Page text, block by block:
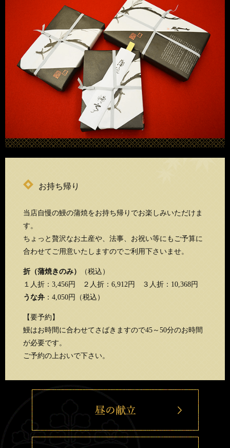
お持ち帰り
当店自慢の鰻の蒲焼をお持ち帰りでお楽しみいただけま
す。
ちょっと贅沢なお土産や、法事、お祝い等にもご予算に
合わせてご用意いたしますのでご利用下さいませ。
折（蒲焼きのみ）
（税込）
１人折：3,456円 ２人折：6,912円 ３人折：10,368円
うな弁 ：4,050円（税込）
【要予約】
鰻はお時間に合わせてさばきますので45～50分のお時間
が必要です。
ご予約の上おいで下さい。